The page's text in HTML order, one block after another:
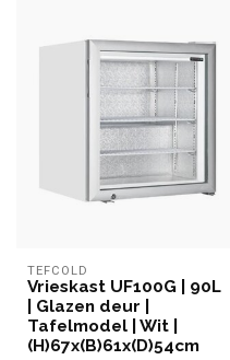
TEFCOLD
Vrieskast UF100G | 90L
| Glazen deur |
Tafelmodel | Wit |
(H)67x(B)61x(D)54cm